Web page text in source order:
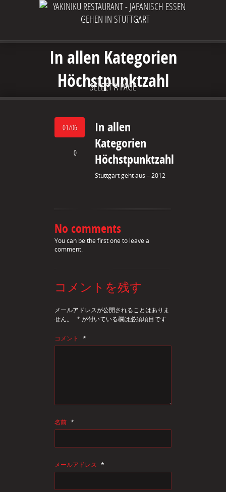
SELECT A PAGE
In allen Kategorien
Höchstpunktzahl
01/06
0
In allen
Kategorien
Höchstpunktzahl
Stuttgart geht aus – 2012
No comments
You can be the first one to leave a
comment.
コメントを残す
メールアドレスが公開されることはありま
せん。
* が付いている欄は必須項目です
コメント *
名前 *
メールアドレス *